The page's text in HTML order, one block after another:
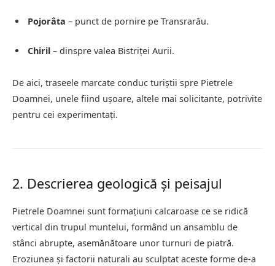
Pojorâta – punct de pornire pe Transrarău.
Chiril – dinspre valea Bistriței Aurii.
De aici, traseele marcate conduc turiștii spre Pietrele
Doamnei, unele fiind ușoare, altele mai solicitante, potrivite
pentru cei experimentați.
2. Descrierea geologică și peisajul
Pietrele Doamnei sunt formațiuni calcaroase ce se ridică
vertical din trupul muntelui, formând un ansamblu de
stânci abrupte, asemănătoare unor turnuri de piatră.
Eroziunea și factorii naturali au sculptat aceste forme de-a